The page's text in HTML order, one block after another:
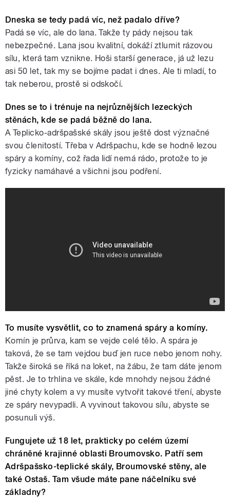
Dneska se tedy padá víc, než padalo dříve?
Padá se víc, ale do lana. Takže ty pády nejsou tak
nebezpečné. Lana jsou kvalitní, dokáží ztlumit rázovou
sílu, která tam vznikne. Hoši starší generace, já už lezu
asi 50 let, tak my se bojíme padat i dnes. Ale ti mladí, to
tak neberou, prostě si odskočí.
Dnes se to i trénuje na nejrůznějších lezeckých
stěnách, kde se padá běžně do lana.
A Teplicko-adršpašské skály jsou ještě dost význačné
svou členitostí. Třeba v Adršpachu, kde se hodně lezou
spáry a komíny, což řada lidí nemá rádo, protože to je
fyzicky namáhavé a všichni jsou podření.
To musíte vysvětlit, co to znamená spáry a komíny.
Komín je průrva, kam se vejde celé tělo. A spára je
taková, že se tam vejdou buď jen ruce nebo jenom nohy.
Takže široká se říká na loket, na žábu, že tam dáte jenom
pěst. Je to trhlina ve skále, kde mnohdy nejsou žádné
jiné chyty kolem a vy musíte vytvořit takové tření, abyste
ze spáry nevypadli. A vyvinout takovou sílu, abyste se
posunuli výš.
Fungujete už 18 let, prakticky po celém území
chráněné krajinné oblasti Broumovsko. Patří sem
Adršpašsko-teplické skály, Broumovské stěny, ale
také Ostaš. Tam všude máte pane náčelníku své
základny?